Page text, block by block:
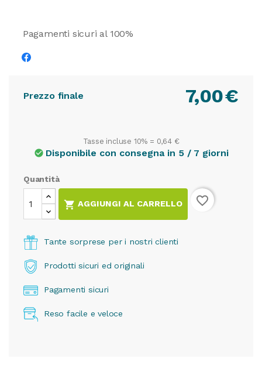
Pagamenti sicuri al 100%
Prezzo finale €
7,00
Tasse incluse 10% = 0,64 €
check_circle Disponibile con consegna in 5 / 7 giorni
Quantità
 AGGIUNGI AL CARRELLO favorite_border
Tante sorprese per i nostri clienti
Prodotti sicuri ed originali
Pagamenti sicuri
Reso facile e veloce